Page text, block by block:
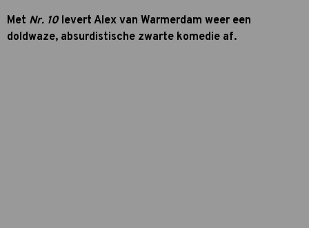
Met Nr. 10 levert Alex van Warmerdam weer een
doldwaze, absurdistische zwarte komedie af.